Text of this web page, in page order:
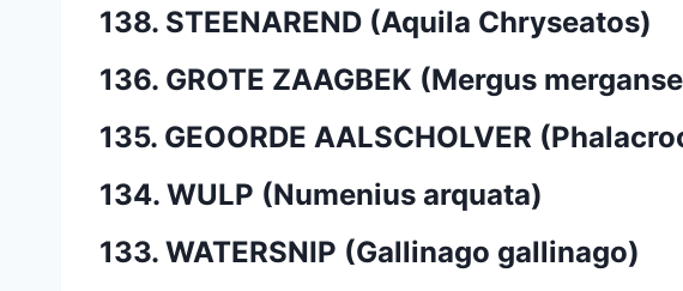
138. STEENAREND (Aquila Chryseatos)
136. GROTE ZAAGBEK (Mergus
135. GEOORDE AALSCHOLVER
134. WULP (Numenius arquata)
133. WATERSNIP (Gallinago gallinago)